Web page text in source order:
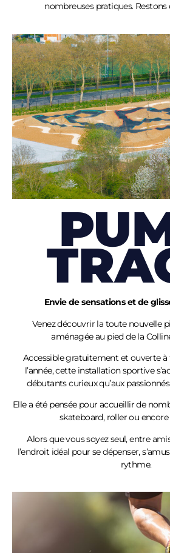
nombreuses pratiques.
Envie de sensations et de
Venez découvrir la toute nouvelle
aménagée au pied de la
Accessible gratuitement et ouverte
l’année, cette installation sportive
débutants curieux qu’aux
Elle a été pensée pour accueillir de
skateboard, roller ou
Alors que vous soyez seul, entre
l’endroit idéal pour se dépenser,
rythme.